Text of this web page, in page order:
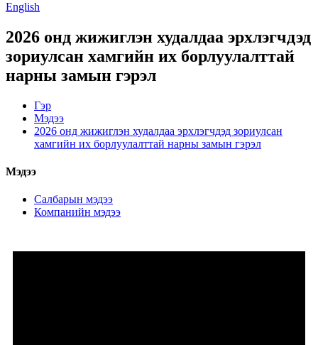
English
2026 онд жижиглэн худалдаа эрхлэгчдэд
зориулсан хамгийн их борлуулалттай
нарны замын гэрэл
Гэр
Мэдээ
2026 онд жижиглэн худалдаа эрхлэгчдэд зориулсан
хамгийн их борлуулалттай нарны замын гэрэл
Мэдээ
Салбарын мэдээ
Компанийн мэдээ